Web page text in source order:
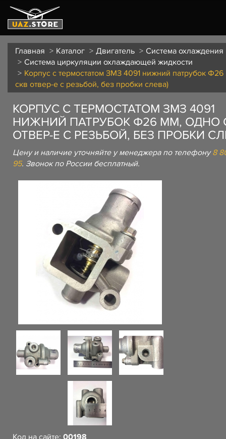
Главная Каталог Двигатель
Система охлаждения
Система циркуляции охлаждающей жидкости
Корпус с термостатом ЗМЗ 4091 нижний патрубок
скв отвер-е с резьбой, без пробки слева)
КОРПУС С ТЕРМОСТАТОМ ЗМЗ 4091
НИЖНИЙ ПАТРУБОК Ф26 ММ, ОДНО
ОТВЕР-Е С РЕЗЬБОЙ, БЕЗ ПРОБКИ
Цену и наличие уточняйте у менеджера по телефону8
95. Звонок по России бесплатный.
Код на сайте: 00198